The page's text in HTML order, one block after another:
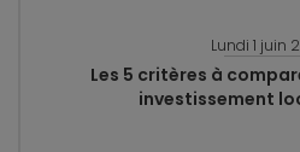
Lundi 1 juin
Les 5 critères à
investissement